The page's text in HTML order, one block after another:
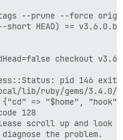
--prune --force
short HEAD) ==
checkout
pid 146 exit
ruby/gems/3.4.0/
{"cd" => "$home",
128
please scroll up and
the problem.